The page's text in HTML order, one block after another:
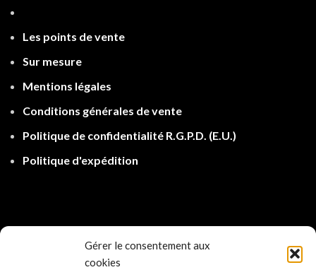
Gérer le consentement aux
cookies
Les points de vente
Sur mesure
Mentions légales
Conditions générales de vente
Politique de confidentialité R.G.P.D. (E.U.)
Politique d'expédition